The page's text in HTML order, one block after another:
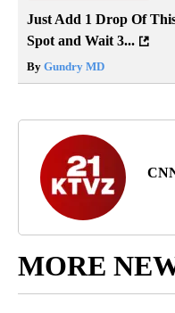
Just Add 1 Drop Of
Spot and Wait 3...
By Gundry MD
MORE